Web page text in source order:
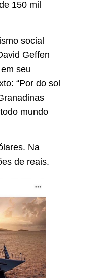
150 mil
social
Geffen
seu
“Por do sol
mundo
Na
de reais.